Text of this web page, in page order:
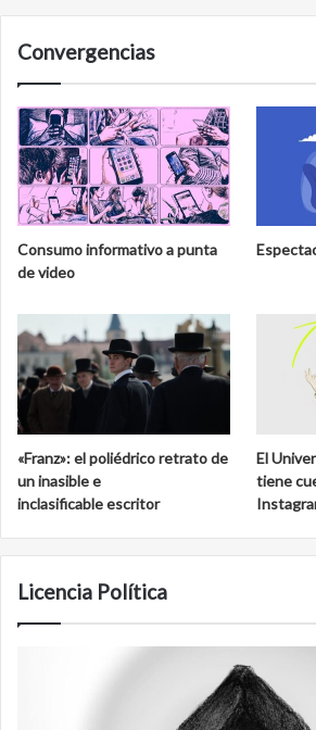
Convergencias
Consumo informativo a punta
de video
«Franz»: el poliédrico retrato de
un inasible e
inclasificable escritor
El
tiene
Licencia Política